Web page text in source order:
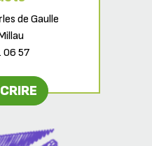
de Gaulle
06 57